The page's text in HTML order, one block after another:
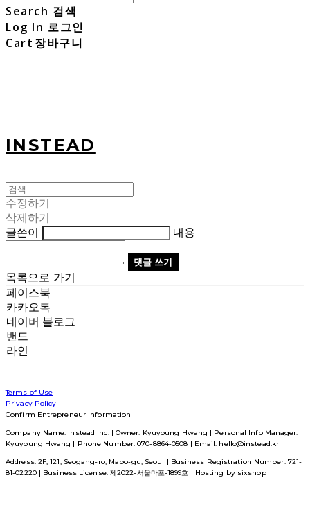
Search 검색
Log In 로그인
Cart 장바구니
INSTEAD
수정하기
삭제하기
글쓴이
내용
댓글 쓰기
목록으로 가기
페이스북
카카오톡
네이버 블로그
밴드
라인
Terms of Use
Privacy Policy
Confirm Entrepreneur Information
Company Name: Instead Inc. | Owner: Kyuyoung Hwang | Personal Info Manager:
Kyuyoung Hwang | Phone Number: 070-8864-0508 | Email: hello@instead.kr
Address: 2F, 121, Seogang-ro, Mapo-gu, Seoul | Business Registration Number: 721-
81-02220| Business License: 제2022-서울마포-1899호 | Hosting by sixshop